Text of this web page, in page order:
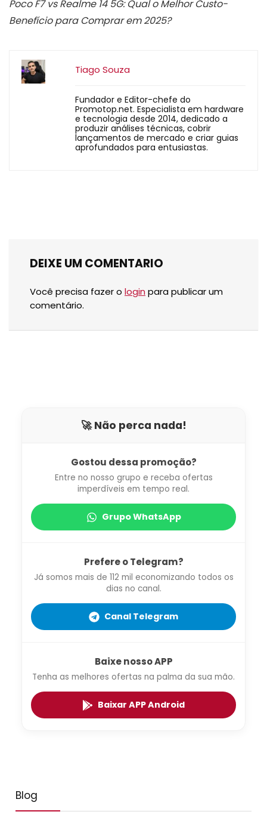
Poco F7 vs Realme 14 5G: Qual o Melhor Custo-
Benefício para Comprar em 2025?
Tiago Souza
Fundador e Editor-chefe do
Promotop.net. Especialista em hardware
e tecnologia desde 2014, dedicado a
produzir análises técnicas, cobrir
lançamentos de mercado e criar guias
aprofundados para entusiastas.
DEIXE UM COMENTARIO
Você precisa fazer o login para publicar um
comentário.
🚀 Não perca nada!
Gostou dessa promoção?
Entre no nosso grupo e receba ofertas
imperdíveis em tempo real.
Grupo WhatsApp
Prefere o Telegram?
Já somos mais de 112 mil economizando todos os
dias no canal.
Canal Telegram
Baixe nosso APP
Tenha as melhores ofertas na palma da sua mão.
Baixar APP Android
Blog